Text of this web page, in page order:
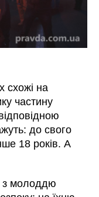
схожі на
частину
до свого
18 років. А
з молоддю